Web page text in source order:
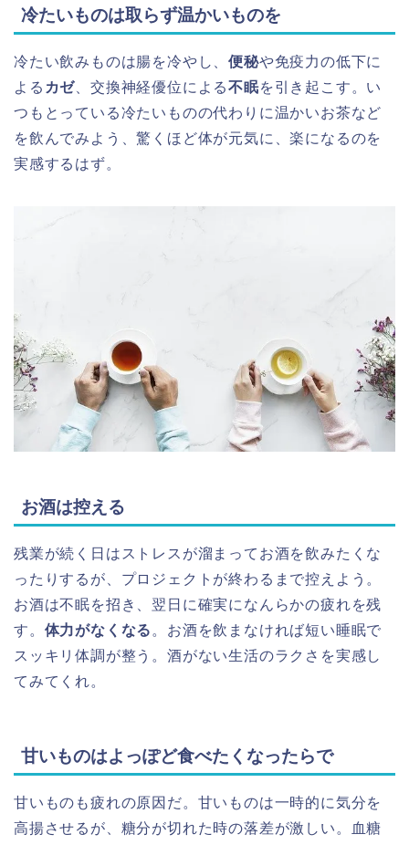
冷たいものは取らず温かいものを
冷たい飲みものは腸を冷やし、便秘や免疫力の低下に
よる カゼ 、交換神経優位による不眠を引き起こす。い
つもとっている冷たいものの代わりに温かいお茶など
を飲んでみよう、驚くほど体が元気に、楽になるのを
実感するはず。
お酒は控える
残業が続く日はストレスが溜まってお酒を飲みたくな
ったりするが、プロジェクトが終わるまで控えよう。
お酒は不眠を招き、翌日に確実になんらかの疲れを残
す。 体力がなくなる 。お酒を飲まなければ短い睡眠で
スッキリ体調が整う。酒がない生活のラクさを実感し
てみてくれ。
甘いものはよっぽど食べたくなったらで
甘いものも疲れの原因だ。甘いものは一時的に気分を
高揚させるが、糖分が切れた時の落差が激しい。血糖